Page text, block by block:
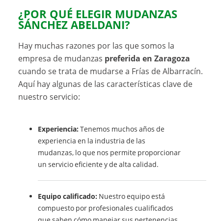
¿POR QUÉ ELEGIR MUDANZAS
SÁNCHEZ ABELDANI?
Hay muchas razones por las que somos la
empresa de mudanzas preferida en Zaragoza
cuando se trata de mudarse a Frías de Albarracín.
Aquí hay algunas de las características clave de
nuestro servicio:
Experiencia: Tenemos muchos años de
experiencia en la industria de las
mudanzas, lo que nos permite proporcionar
un servicio eficiente y de alta calidad.
Equipo calificado: Nuestro equipo está
compuesto por profesionales cualificados